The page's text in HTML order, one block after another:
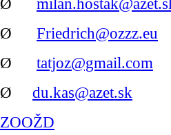
Ø Friedrich@ozzz.eu
Ø tatjoz@gmail.com
Ø du.kas@azet.sk
ZOOŽD